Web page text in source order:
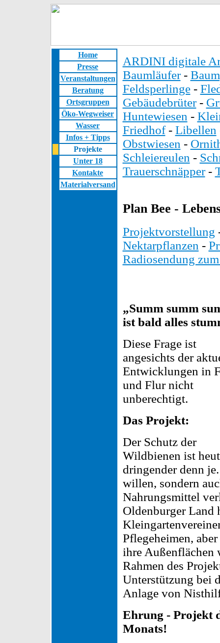
Home
Presse
Veranstaltungen
Beratung
Ortsgruppen
Öko-Wegweiser
Wasser
Infos + Tipps
Projekte
Unter 18
Kontakte
Materialversand
ARDINI digitale
Baumläufer-
Feldsperlinge-
Gebäudebrüter-
Huntewiesen -
Friedhof- Libellen
Obstwiesen -
Schleiereulen -
Trauerschnäpper-
Plan Bee -
Projektvorstellung
Nektarpflanzen -
Radiosendung
„Summ summ
ist bald alles
Diese Frage ist
angesichts der
Entwicklungen in
und Flur nicht
unberechtigt.
Das Projekt:
Der Schutz der
Wildbienen ist
dringender denn
willen, sondern
Nahrungsmittel
Oldenburger Land
Pflegeheimen,
ihre Außenflächen
Rahmen des
Unterstützung bei
Anlage von
Ehrung - Projekt
Monats!